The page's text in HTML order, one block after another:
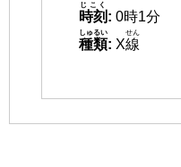
時刻
じこく
: 0時1分
種類
しゅるい
: X線
せん